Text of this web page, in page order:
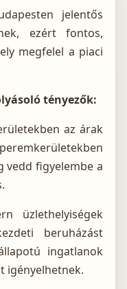
jelentős
ezért fontos,
megfelel a piaci
tényezők:
az árak
vedd figyelembe a
üzlethelyiségek
beruházást
ingatlanok
igényelhetnek.